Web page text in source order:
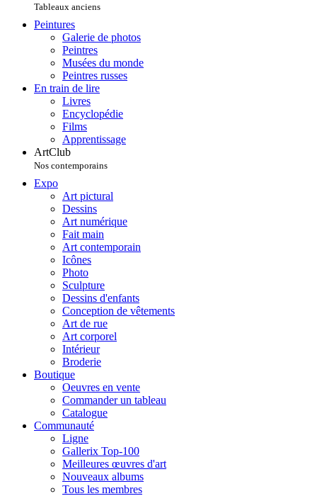
Tableaux anciens
Peintures
Galerie de photos
Peintres
Musées du monde
Peintres russes
En train de lire
Livres
Encyclopédie
Films
Apprentissage
ArtClub
Nos contemporains
Expo
Art pictural
Dessins
Art numérique
Fait main
Art contemporain
Icônes
Photo
Sculpture
Dessins d'enfants
Conception de vêtements
Art de rue
Art corporel
Intérieur
Broderie
Boutique
Oeuvres en vente
Commander un tableau
Catalogue
Communauté
Ligne
Gallerix Top-100
Meilleures œuvres d'art
Nouveaux albums
Tous les membres